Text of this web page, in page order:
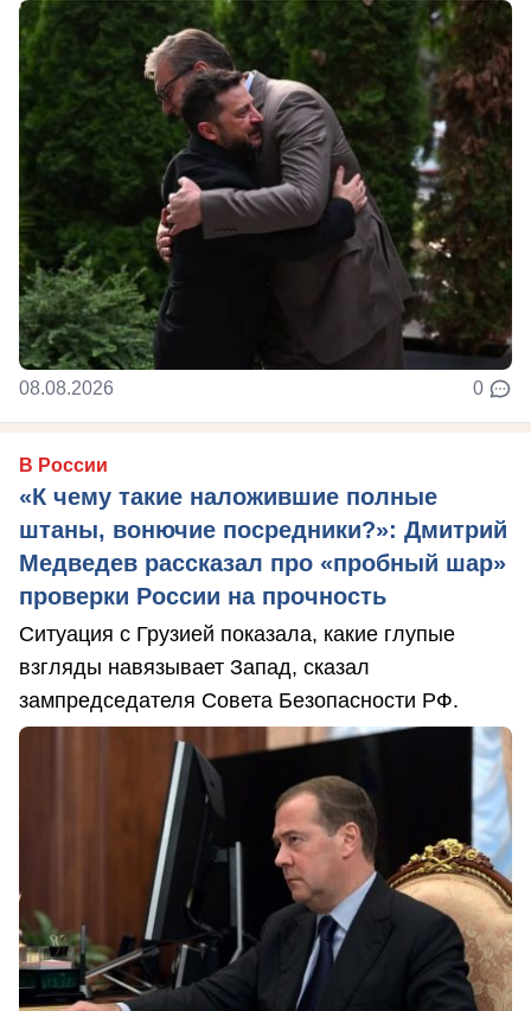
08.08.2026 0
В России
«К чему такие наложившие полные
штаны, вонючие посредники?»: Дмитрий
Медведев рассказал про «пробный шар»
проверки России на прочность
Ситуация с Грузией показала, какие глупые
взгляды навязывает Запад, сказал
зампредседателя Совета Безопасности РФ.